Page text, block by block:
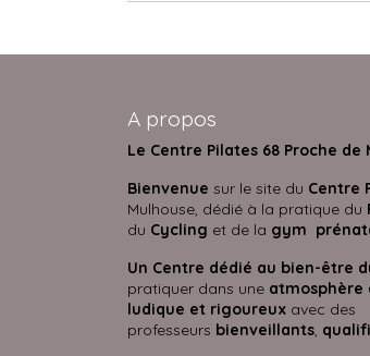
A propos
Le Centre Pilates 68 Proche de
Bienvenue sur le site du Centre
Mulhouse, dédié à la pratique du
du Cycling et de la gym
Un Centre dédié au bien-être
pratiquer dans une atmosphère
ludique et rigoureux avec des
professeurs bienveillants,